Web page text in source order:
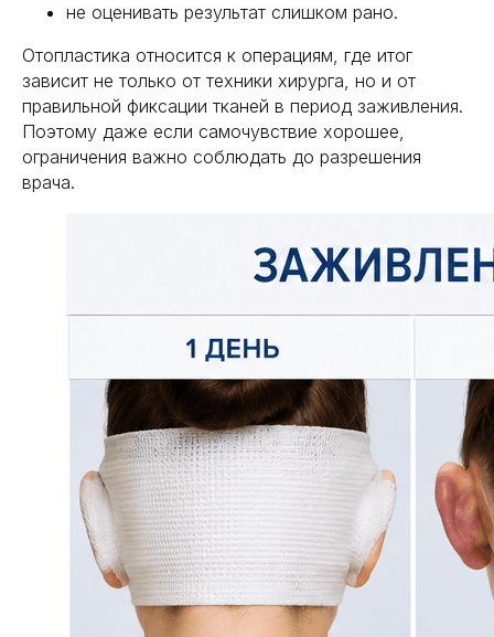
не оценивать результат слишком рано.
Отопластика относится к операциям, где итог
зависит не только от техники хирурга, но и от
правильной фиксации тканей в период заживления.
Поэтому даже если самочувствие хорошее,
ограничения важно соблюдать до разрешения
врача.
лица
Пластика тела
контакты
контактные данные
* запрещенная в РФ
социальная сеть
docgolovanov@gmail.com